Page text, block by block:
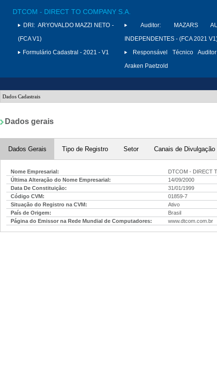
DTCOM - DIRECT TO COMPANY S.A.
DRI: ARYOVALDO MAZZI NETO -
(FCA V1)
Formulário Cadastral - 2021 - V1
Auditor:
MAZARS
INDEPENDENTES - (FCA 2021
Responsável Técnico
Araken Paetzold